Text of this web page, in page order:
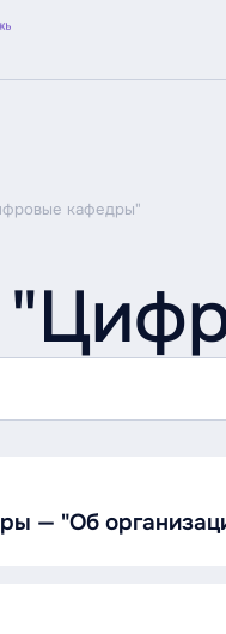
кафедры"
— "Об